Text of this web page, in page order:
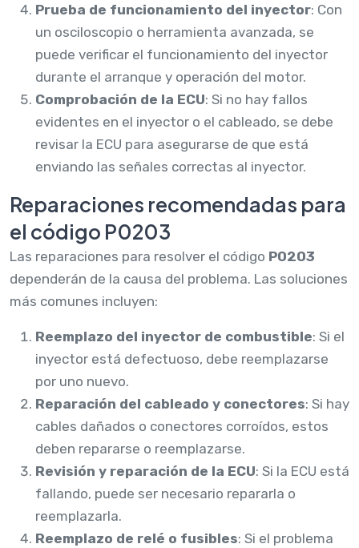
Prueba de funcionamiento del inyector: Con
un osciloscopio o herramienta avanzada, se
puede verificar el funcionamiento del inyector
durante el arranque y operación del motor.
Comprobación de la ECU: Si no hay fallos
evidentes en el inyector o el cableado, se debe
revisar la ECU para asegurarse de que está
enviando las señales correctas al inyector.
Reparaciones recomendadas para
el código P0203
Las reparaciones para resolver el código P0203
dependerán de la causa del problema. Las soluciones
más comunes incluyen:
Reemplazo del inyector de combustible: Si el
inyector está defectuoso, debe reemplazarse
por uno nuevo.
Reparación del cableado y conectores: Si hay
cables dañados o conectores corroídos, estos
deben repararse o reemplazarse.
Revisión y reparación de la ECU: Si la ECU está
fallando, puede ser necesario repararla o
reemplazarla.
Reemplazo de relé o fusibles: Si el problema